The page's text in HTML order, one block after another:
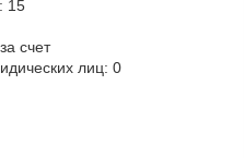
15
счет
лиц: 0